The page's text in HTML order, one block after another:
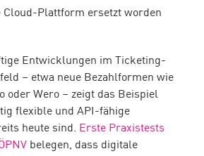
Cloud-Plattform ersetzt worden
Entwicklungen im Ticketing-
– etwa neue Bezahlformen wie
oder Wero – zeigt das Beispiel
flexible und API-fähige
heute sind. Erste Praxistests
belegen, dass digitale